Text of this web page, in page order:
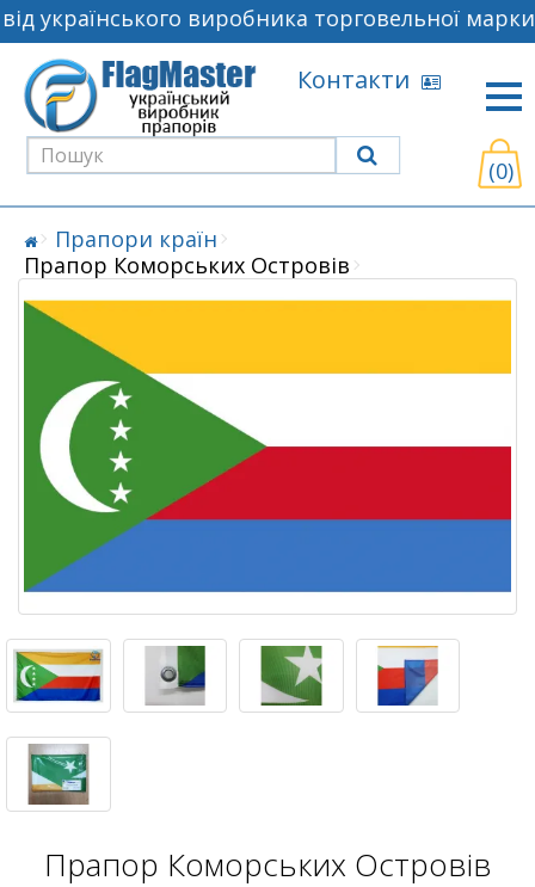
українського виробника торговельної
Контакти
(0)
Прапори країн
Прапор Коморських Островів
Прапор Коморських Островів